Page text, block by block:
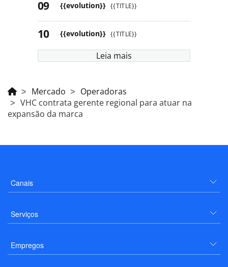
{{evolution}} {{TITLE}}
{{evolution}} {{TITLE}}
Leia mais
Mercado
Operadoras
VHC contrata gerente regional para atuar na
expansão da marca
Canais
Serviços
Empregos